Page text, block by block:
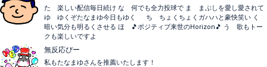
た 楽しい配信毎日続け な 何でも全力投球で ま まぶしを愛し愛されて
ゆ ゆくぞたなまゆ今日もゆく ち ちょくちょくガハハと豪快笑い く
暗い気分も明るくさせる ほ 🎵ポジティブ来世のHorizon🎵 う 歌もトー
クも楽しいですよ
無反応ぴー
私もたなまゆさんを推薦いたします！